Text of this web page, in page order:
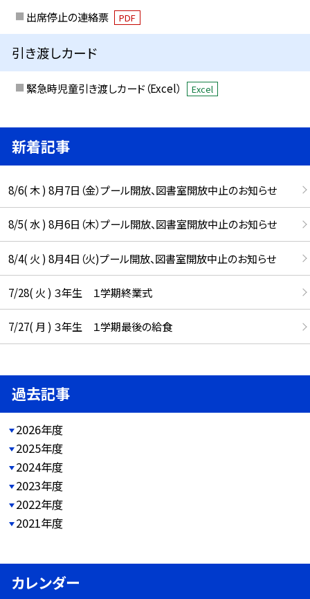
出席停止の連絡票 PDF
引き渡しカード
緊急時児童引き渡しカード（Excel） Excel
新着記事
8/6( 木 ) 8月7日（金）プール開放、図書室開放中止のお知らせ
8/5( 水 ) 8月6日（木）プール開放、図書室開放中止のお知らせ
8/4( 火 ) 8月4日（火)プール開放、図書室開放中止のお知らせ
7/28( 火 ) ３年生 １学期終業式
7/27( 月 ) ３年生 １学期最後の給食
過去記事
2026年度
2025年度
2024年度
2023年度
2022年度
2021年度
カレンダー